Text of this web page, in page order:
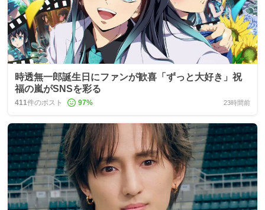
時透無一郎誕生日にファンが歓喜「ずっと大好き」祝
福の嵐がSNSを彩る
411件のポスト 97% 23時間前